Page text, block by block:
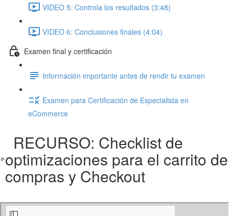
VIDEO 5: Controla los resultados (3:48)
VIDEO 6: Conclusiones finales (4:04)
Examen final y certificación
Información importante antes de rendir tu examen
Examen para Certificación de Especialista en
eCommerce
RECURSO: Checklist de
optimizaciones para el carrito de
compras y Checkout